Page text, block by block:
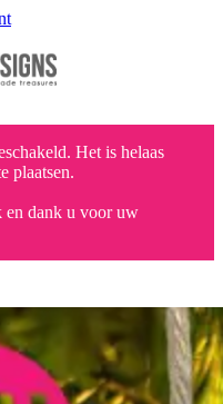
Het is helaas
plaatsen.
en dank u voor uw